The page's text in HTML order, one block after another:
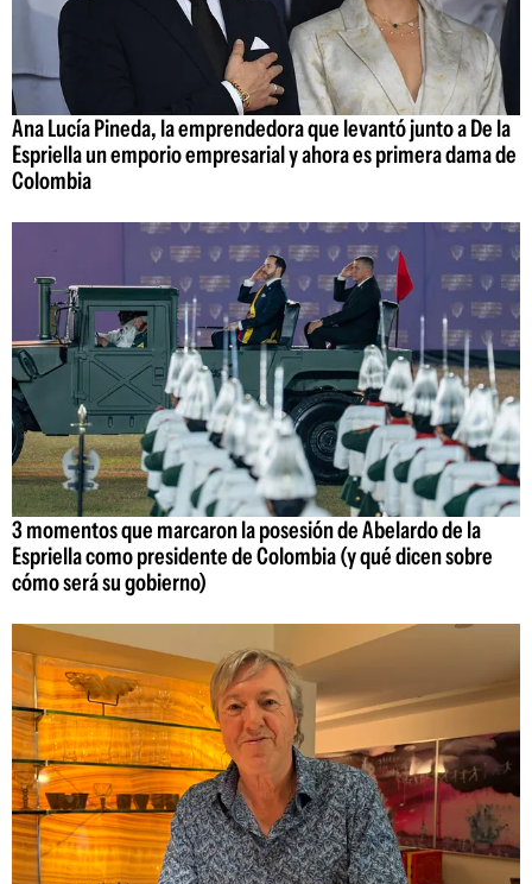
Ana Lucía Pineda, la emprendedora que levantó junto a De la
Espriella un emporio empresarial y ahora es primera dama de
Colombia
3 momentos que marcaron la posesión de Abelardo de la
Espriella como presidente de Colombia (y qué dicen sobre
cómo será su gobierno)